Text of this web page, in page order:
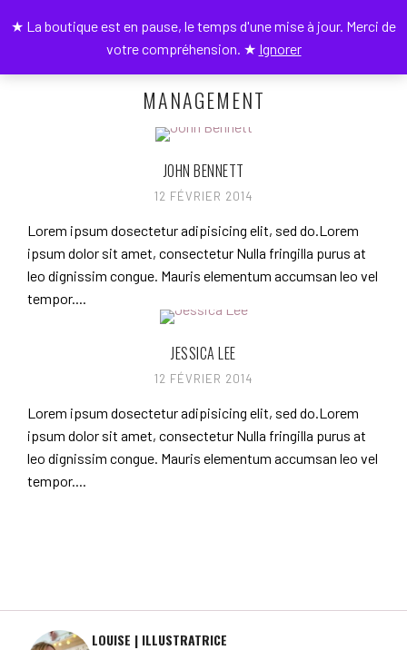
0
MANAGEMENT
JOHN BENNETT
12 FÉVRIER 2014
Lorem ipsum dosectetur adipisicing elit, sed do.Lorem
ipsum dolor sit amet, consectetur Nulla fringilla purus at
leo dignissim congue. Mauris elementum accumsan leo vel
tempor....
JESSICA LEE
12 FÉVRIER 2014
Lorem ipsum dosectetur adipisicing elit, sed do.Lorem
ipsum dolor sit amet, consectetur Nulla fringilla purus at
leo dignissim congue. Mauris elementum accumsan leo vel
tempor....
LOUISE | ILLUSTRATRICE
★ La boutique est en pause, le temps d'une mise à jour. Merci de
votre compréhension. ★ Ignorer